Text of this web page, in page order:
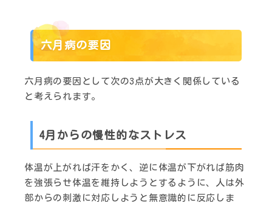
六月病の要因
六月病の要因として次の3点が大きく関係している
と考えられます。
4月からの慢性的なストレス
体温が上がれば汗をかく、逆に体温が下がれば筋肉
を強張らせ体温を維持しようとするように、人は外
部からの刺激に対応しようと無意識的に反応しま